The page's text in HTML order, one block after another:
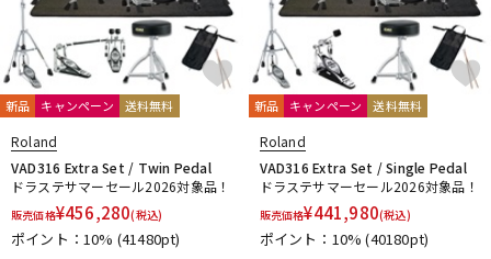
新品 キャンペーン 送料無料
Roland
VAD316 Extra Set / Twin Pedal
ドラステサマーセール2026対象品！
販売価格¥456,280(税込)
ポイント：10% (41480pt)
新品 キャンペーン 送料無料
Roland
VAD316 Extra Set / Single Pedal
ドラステサマーセール2026対象品！
販売価格¥441,980(税込)
ポイント：10%(40180pt)